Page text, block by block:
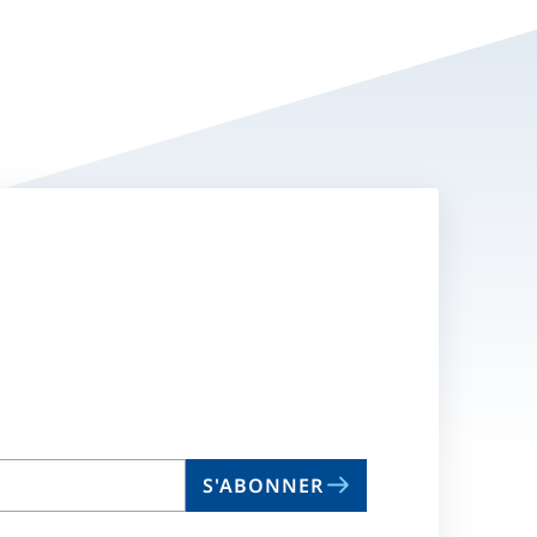
S'ABONNER